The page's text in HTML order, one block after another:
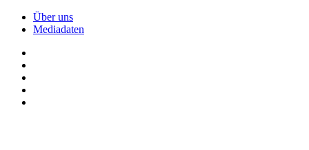
Über uns
Mediadaten